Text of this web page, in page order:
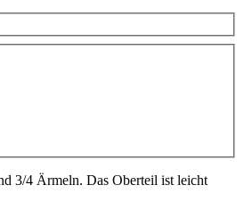
3/4 Ärmeln. Das Oberteil ist leicht